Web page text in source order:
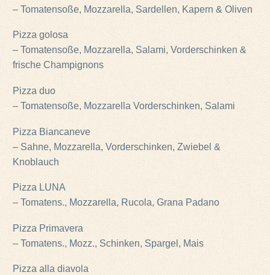
– Tomatensoße, Mozzarella, Sardellen, Kapern & Oliven
Pizza golosa
– Tomatensoße, Mozzarella, Salami, Vorderschinken &
frische Champignons
Pizza duo
– Tomatensoße, Mozzarella Vorderschinken, Salami
Pizza Biancaneve
– Sahne, Mozzarella, Vorderschinken, Zwiebel &
Knoblauch
Pizza LUNA
– Tomatens., Mozzarella, Rucola, Grana Padano
Pizza Primavera
– Tomatens., Mozz., Schinken, Spargel, Mais
Pizza alla diavola